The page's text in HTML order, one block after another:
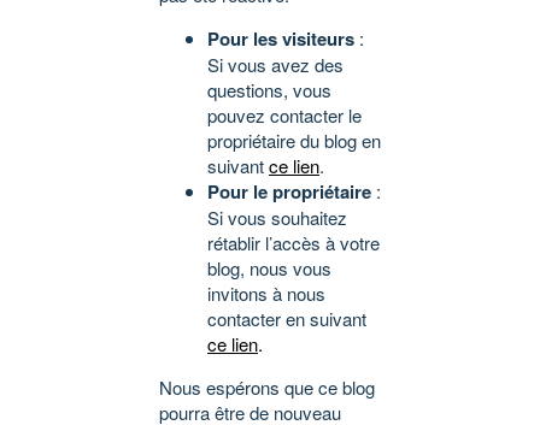
Pour les visiteurs :
Si vous avez des
questions, vous
pouvez contacter le
propriétaire du blog en
suivantce lien.
Pour le propriétaire :
Si vous souhaitez
rétablir l’accès à votre
blog, nous vous
invitons à nous
contacter en suivant
ce lien.
Nous espérons que ce blog
pourra être de nouveau